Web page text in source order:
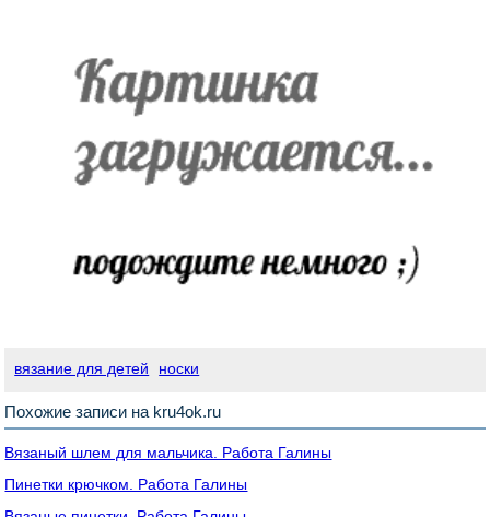
вязание для детей носки
Похожие записи на kru4ok.ru
Вязаный шлем для мальчика. Работа Галины
Пинетки крючком. Работа Галины